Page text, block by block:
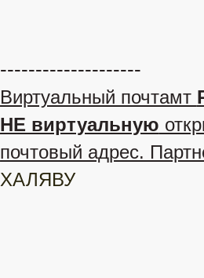
--------------------
Виртуальный почтамт
НЕ виртуальную
почтовый адрес.
ХАЛЯВУ